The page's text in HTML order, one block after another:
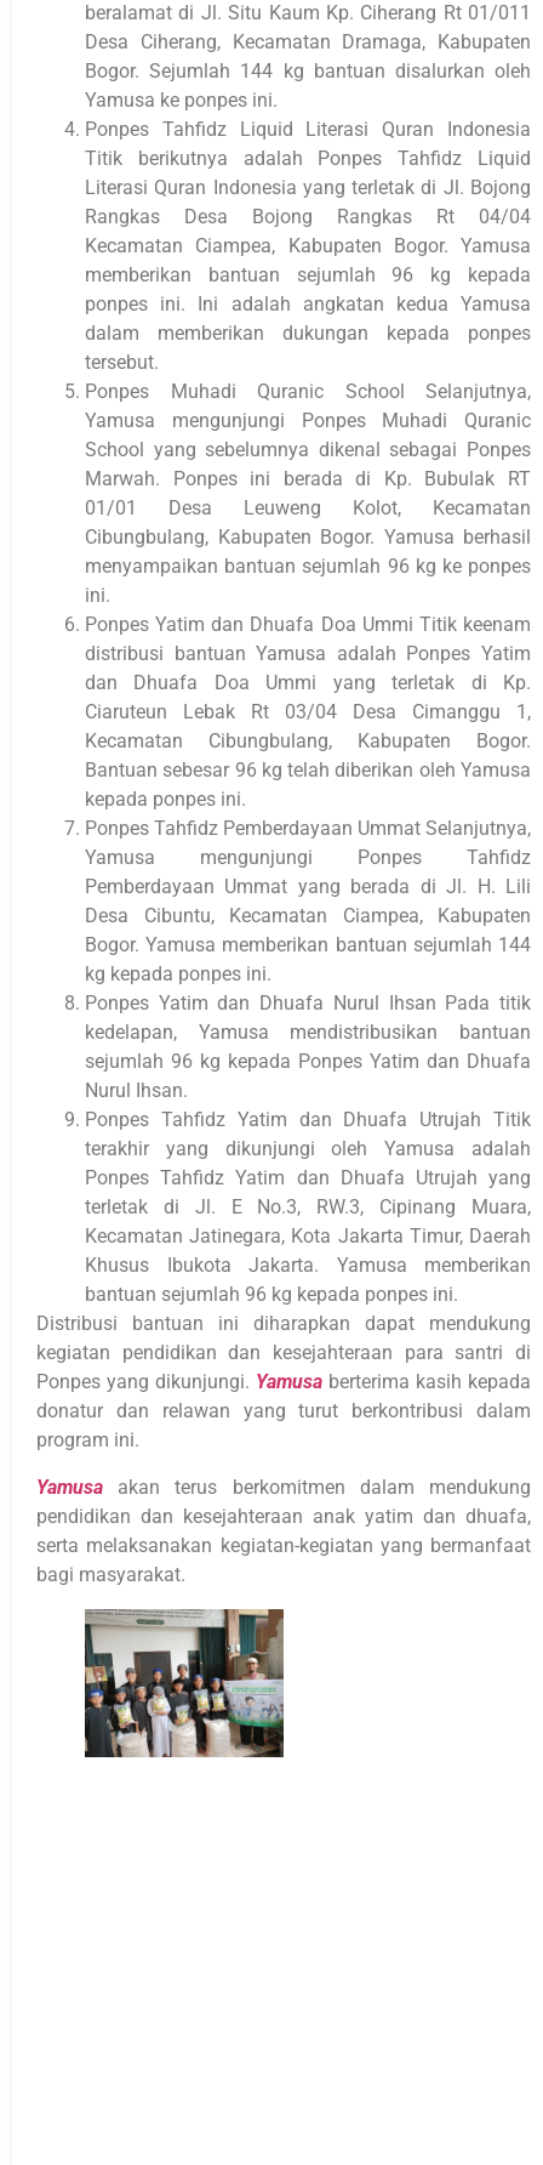
beralamat di Jl. Situ Kaum Kp. Ciherang Rt 01/011
Desa Ciherang, Kecamatan Dramaga, Kabupaten
Bogor. Sejumlah 144 kg bantuan disalurkan oleh
Yamusa ke ponpes ini.
Ponpes Tahfidz Liquid Literasi Quran Indonesia
Titik berikutnya adalah Ponpes Tahfidz Liquid
Literasi Quran Indonesia yang terletak di Jl. Bojong
Rangkas Desa Bojong Rangkas Rt 04/04
Kecamatan Ciampea, Kabupaten Bogor. Yamusa
memberikan bantuan sejumlah 96 kg kepada
ponpes ini. Ini adalah angkatan kedua Yamusa
dalam memberikan dukungan kepada ponpes
tersebut.
Ponpes Muhadi Quranic School Selanjutnya,
Yamusa mengunjungi Ponpes Muhadi Quranic
School yang sebelumnya dikenal sebagai Ponpes
Marwah. Ponpes ini berada di Kp. Bubulak RT
01/01 Desa Leuweng Kolot, Kecamatan
Cibungbulang, Kabupaten Bogor. Yamusa berhasil
menyampaikan bantuan sejumlah 96 kg ke ponpes
ini.
Ponpes Yatim dan Dhuafa Doa Ummi Titik keenam
distribusi bantuan Yamusa adalah Ponpes Yatim
dan Dhuafa Doa Ummi yang terletak di Kp.
Ciaruteun Lebak Rt 03/04 Desa Cimanggu 1,
Kecamatan Cibungbulang, Kabupaten Bogor.
Bantuan sebesar 96 kg telah diberikan oleh Yamusa
kepada ponpes ini.
Ponpes Tahfidz Pemberdayaan Ummat Selanjutnya,
Yamusa mengunjungi Ponpes Tahfidz
Pemberdayaan Ummat yang berada di Jl. H. Lili
Desa Cibuntu, Kecamatan Ciampea, Kabupaten
Bogor. Yamusa memberikan bantuan sejumlah 144
kg kepada ponpes ini.
Ponpes Yatim dan Dhuafa Nurul Ihsan Pada titik
kedelapan, Yamusa mendistribusikan bantuan
sejumlah 96 kg kepada Ponpes Yatim dan Dhuafa
Nurul Ihsan.
Ponpes Tahfidz Yatim dan Dhuafa Utrujah Titik
terakhir yang dikunjungi oleh Yamusa adalah
Ponpes Tahfidz Yatim dan Dhuafa Utrujah yang
terletak di Jl. E No.3, RW.3, Cipinang Muara,
Kecamatan Jatinegara, Kota Jakarta Timur, Daerah
Khusus Ibukota Jakarta. Yamusa memberikan
bantuan sejumlah 96 kg kepada ponpes ini.
Distribusi bantuan ini diharapkan dapat mendukung
kegiatan pendidikan dan kesejahteraan para santri di
Ponpes yang dikunjungi. Yamusa berterima kasih kepada
donatur dan relawan yang turut berkontribusi dalam
program ini.
Yamusa akan terus berkomitmen dalam mendukung
pendidikan dan kesejahteraan anak yatim dan dhuafa,
serta melaksanakan kegiatan-kegiatan yang bermanfaat
bagi masyarakat.